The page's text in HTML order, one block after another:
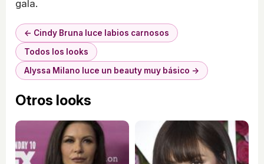
gala.
← Cindy Bruna luce labios carnosos
Todos los looks
Alyssa Milano luce un beauty muy básico →
Otros looks